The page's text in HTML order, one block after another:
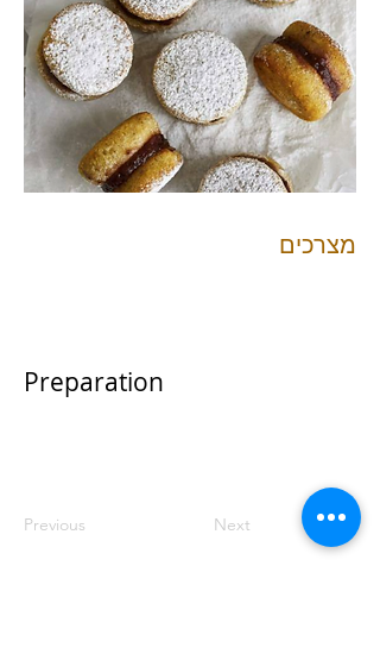
מצרכים
Preparation
Previous Next